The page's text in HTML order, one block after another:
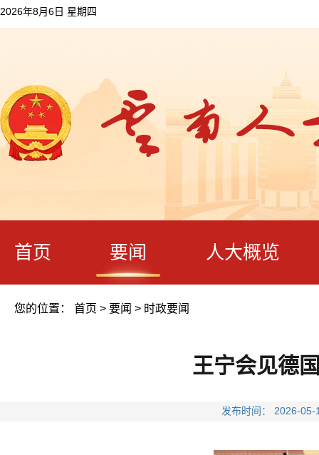
2026年8月6日 星期四
首页 要闻 人大概览
您的位置： 首页 > 要闻 > 时政要闻
王宁会见德
发布时间： 2026-